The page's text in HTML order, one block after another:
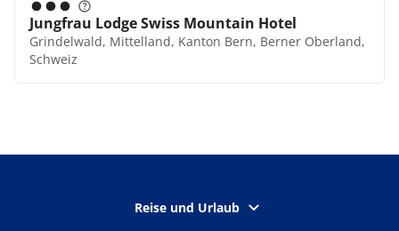
Jungfrau Lodge Swiss Mountain Hotel
Grindelwald, Mittelland, Kanton Bern, Berner Oberland,
Schweiz
Reise und Urlaub